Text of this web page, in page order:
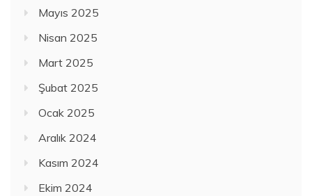
Mayıs 2025
Nisan 2025
Mart 2025
Şubat 2025
Ocak 2025
Aralık 2024
Kasım 2024
Ekim 2024